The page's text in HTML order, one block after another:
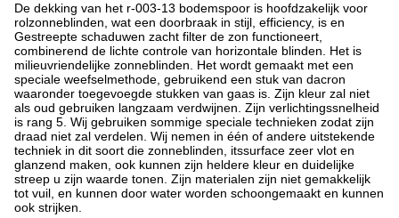
De dekking van het r-003-13 bodemspoor is hoofdzakelijk voor
rolzonneblinden, wat een doorbraak in stijl, efficiency, is en
Gestreepte schaduwen zacht filter de zon functioneert,
combinerend de lichte controle van horizontale blinden. Het is
milieuvriendelijke zonneblinden. Het wordt gemaakt met een
speciale weefselmethode, gebruikend een stuk van dacron
waaronder toegevoegde stukken van gaas is. Zijn kleur zal niet
als oud gebruiken langzaam verdwijnen. Zijn verlichtingssnelheid
is rang 5. Wij gebruiken sommige speciale technieken zodat zijn
draad niet zal verdelen. Wij nemen in één of andere uitstekende
techniek in dit soort die zonneblinden, itssurface zeer vlot en
glanzend maken, ook kunnen zijn heldere kleur en duidelijke
streep u zijn waarde tonen. Zijn materialen zijn niet gemakkelijk
tot vuil, en kunnen door water worden schoongemaakt en kunnen
ook strijken.